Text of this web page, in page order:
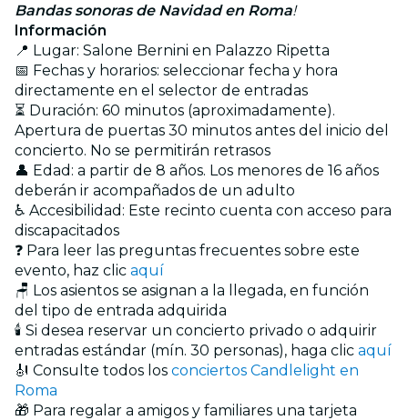
Bandas sonoras de Navidad en Roma!
Información
📍 Lugar: Salone Bernini en Palazzo Ripetta
📅 Fechas y horarios: seleccionar fecha y hora
directamente en el selector de entradas
⏳ Duración: 60 minutos (aproximadamente).
Apertura de puertas 30 minutos antes del inicio del
concierto. No se permitirán retrasos
👤 Edad: a partir de 8 años. Los menores de 16 años
deberán ir acompañados de un adulto
♿ Accesibilidad: Este recinto cuenta con acceso para
discapacitados
❓ Para leer las preguntas frecuentes sobre este
evento, haz clic aquí
🪑 Los asientos se asignan a la llegada, en función
del tipo de entrada adquirida
🕯️ Si desea reservar un concierto privado o adquirir
entradas estándar (mín. 30 personas), haga clic aquí
🎻 Consulte todos los conciertos Candlelight en
Roma
🎁 Para regalar a amigos y familiares una tarjeta